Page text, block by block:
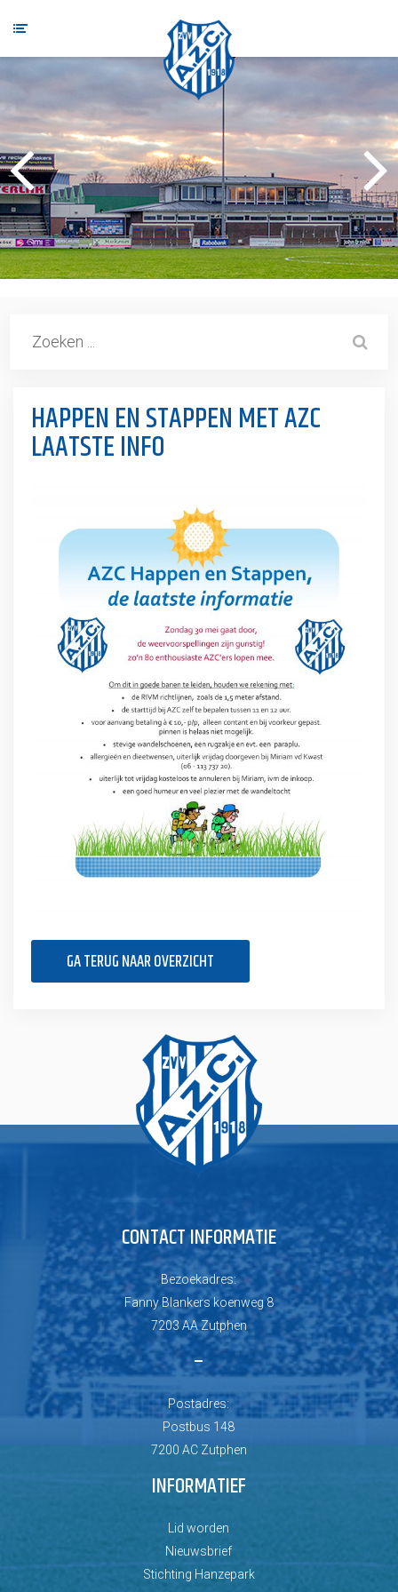
HAPPEN EN STAPPEN MET AZC
LAATSTE INFO
GA TERUG NAAR OVERZICHT
CONTACT INFORMATIE
Bezoekadres:
Fanny Blankers koenweg 8
7203 AA Zutphen
–
Postadres:
Postbus 148
7200 AC Zutphen
INFORMATIEF
Lid worden
Nieuwsbrief
Stichting Hanzepark